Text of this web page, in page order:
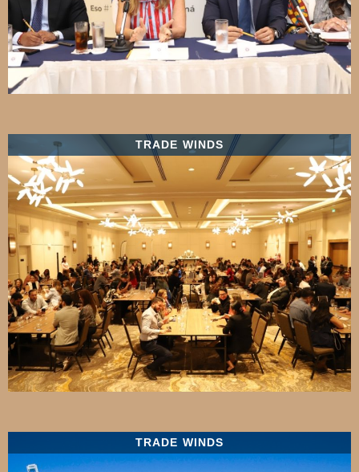
TRADE WINDS
TRADE WINDS